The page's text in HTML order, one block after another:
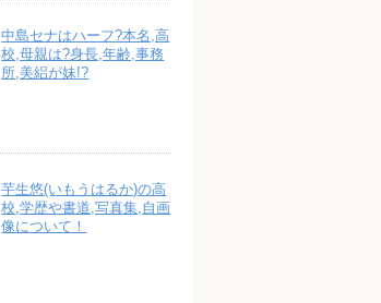
中島セナはハーフ?本名,高
校,母親は?身長,年齢,事務
所,美絽が妹!?
芋生悠(いもうはるか)の高
校,学歴や書道,写真集,自画
像について！